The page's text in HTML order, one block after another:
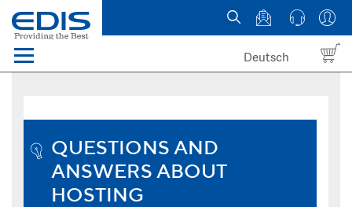
Menü
News
Deutsch
QUESTIONS AND
ANSWERS ABOUT
HOSTING